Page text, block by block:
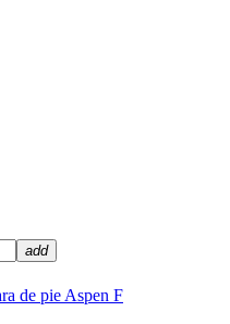
add